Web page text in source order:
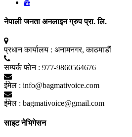
नेपाली जनता अनलाइन ग्रुप प्रा. लि.
प्रधान कार्यालय : अनामनगर, काठमाडाैं
सम्पर्क फाेन : 977-9860564676
ईमेल : info@bagmativoice.com
ईमेल : bagmativoice@gmail.com
साइट नेभिगेसन